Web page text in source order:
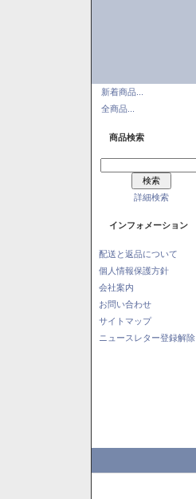
新着商品...
全商品...
商品検索
詳細検索
インフォメーション
配送と返品について
個人情報保護方針
会社案内
お問い合わせ
サイトマップ
ニュースレター登録解除